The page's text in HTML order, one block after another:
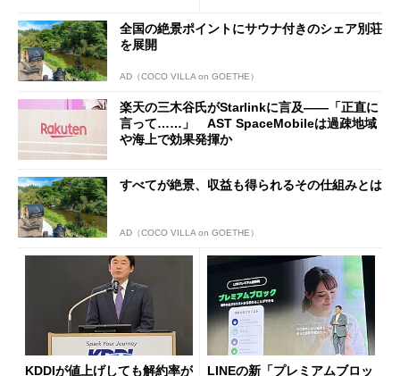
全国の絶景ポイントにサウナ付きのシェア別荘
を展開
AD（COCO VILLA on GOETHE）
楽天の三木谷氏がStarlinkに言及――「正直に
言って……」 AST SpaceMobileは過疎地域
や海上で効果発揮か
すべてが絶景、収益も得られるその仕組みとは
AD（COCO VILLA on GOETHE）
KDDIが値上げしても解約率が LINEの新「プレミアムブロッ